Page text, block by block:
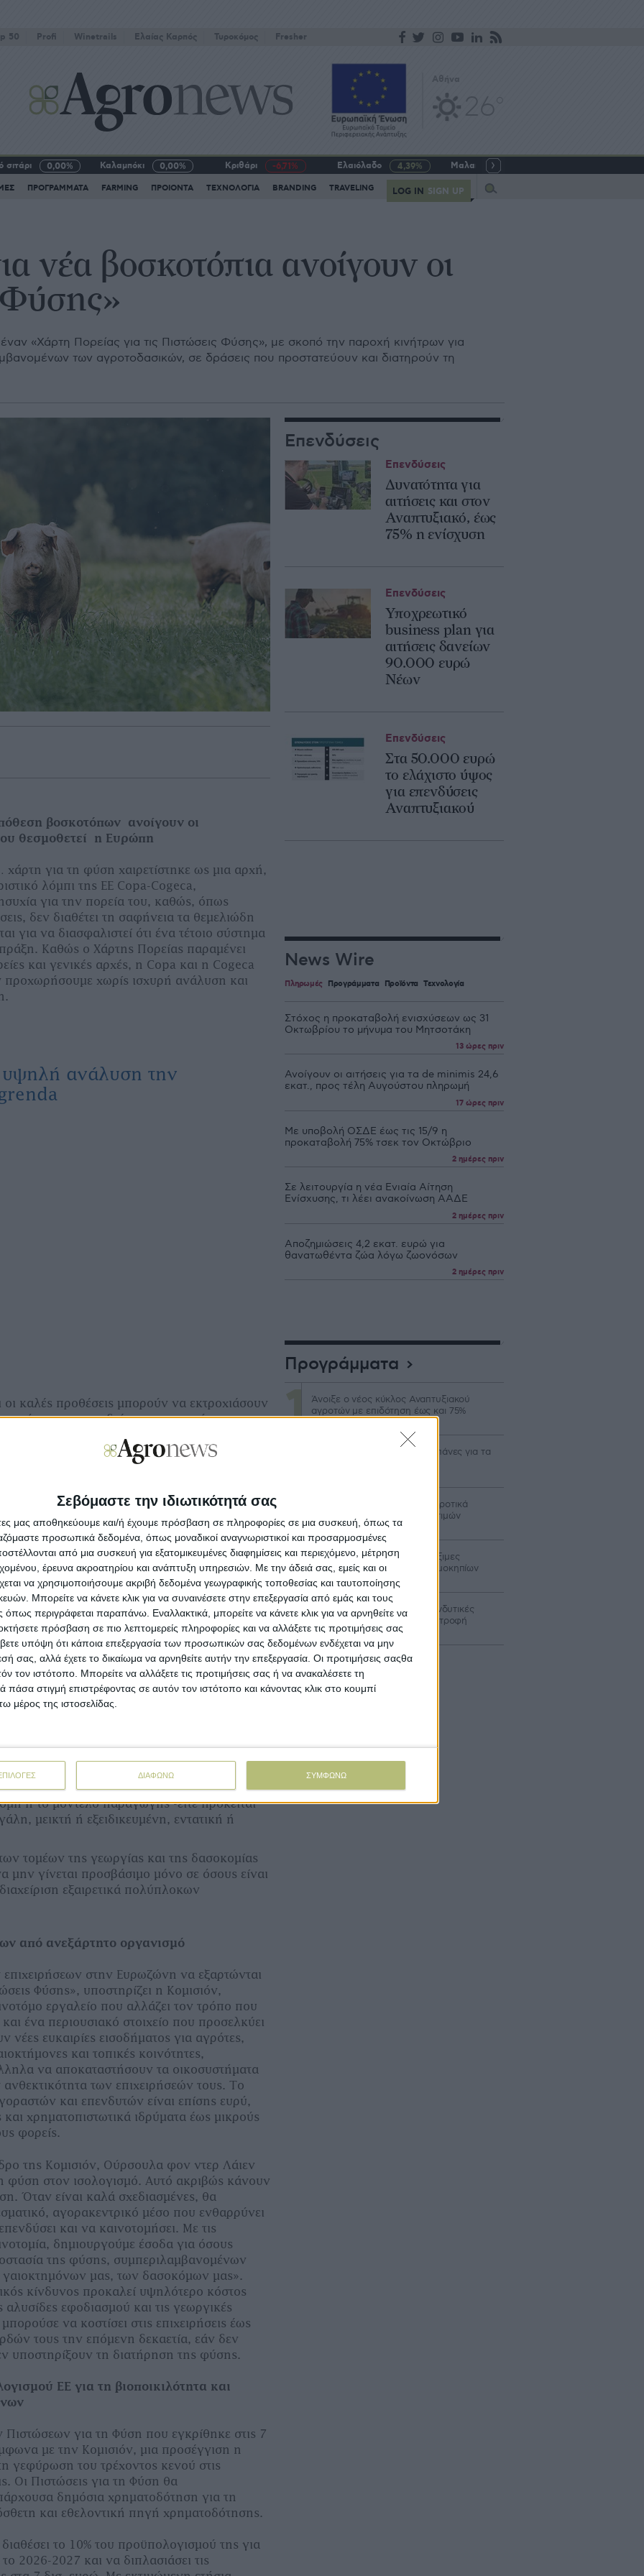
Σεβόμαστε την ιδιωτικότητά σας
μας αποθηκεύουμε και/ή έχουμε πρόσβαση σε πληροφορίες σε μια συσκευή, όπως τα
προσωπικά δεδομένα, όπως μοναδικοί αναγνωριστικοί και προσαρμοσμένες
από μια συσκευή για εξατομικευμένες διαφημίσεις και περιεχόμενο, μέτρηση
έρευνα ακροατηρίου και ανάπτυξη υπηρεσιών. Με την άδειά σας, εμείς και οι
να χρησιμοποιήσουμε ακριβή δεδομένα γεωγραφικής τοποθεσίας και ταυτοποίησης
Μπορείτε να κάνετε κλικ για να συναινέσετε στην επεξεργασία από εμάς και τους
περιγράφεται παραπάνω. Εναλλακτικά, μπορείτε να κάνετε κλικ για να αρνηθείτε να
πρόσβαση σε πιο λεπτομερείς πληροφορίες και να αλλάξετε τις προτιμήσεις σας
υπόψη ότι κάποια επεξεργασία των προσωπικών σας δεδομένων ενδέχεται να μην
σας, αλλά έχετε το δικαίωμα να αρνηθείτε αυτήν την επεξεργασία. Οι προτιμήσεις σαςθα
τον ιστότοπο. Μπορείτε να αλλάξετε τις προτιμήσεις σας ή να ανακαλέσετε τη
στιγμή επιστρέφοντας σε αυτόν τον ιστότοπο και κάνοντας κλικ στο κουμπί
μέρος της ιστοσελίδας.
ΔΙΑΦΩΝΩ ΣΥΜΦΩΝΩ
50 Profi Winetrails Eλαίας Καρπός Τυροκόμος Fresher
σιτάρι 0,00% Καλαμπόκι 0,00% Κριθάρι -6,71% Ελαιόλαδο 4,39% Μαλακό σιτάρι
ΠΡΟΓΡΑΜΜΑΤΑ FARMING ΠΡΟΙΟΝΤΑ ΤΕΧΝΟΛΟΓΙΑ BRANDING TRAVELING LOG IN SIGN UP
νέα βοσκοτόπια ανοίγουν οι
Φύσης»
«Χάρτη Πορείας για τις Πιστώσεις Φύσης», µε σκοπό την παροχή κινήτρων για
των αγροτοδασικών, σε δράσεις που προστατεύουν και διατηρούν τη
βοσκοτόπων ανοίγουν οι
θεσμοθετεί η Ευρώπη
για τη φύση χαιρετίστηκε ως µια αρχή,
λόµπι της ΕΕ Copa-Cοgeca,
για την πορεία του, καθώς, όπως
δεν διαθέτει τη σαφήνεια τα θεµελιώδη
για να διασφαλιστεί ότι ένα τέτοιο σύστηµα
Καθώς ο Χάρτης Πορείας παραµένει
και γενικές αρχές, η Copa και η Cogeca
προχωρήσουµε χωρίς ισχυρή ανάλυση και
υψηλή ανάλυση την
οι καλές προθέσεις µπορούν να εκτροχιάσουν
στόχους που επιδιώκουν να επιτύχουν»,
κρίνουν ιδιαίτερα κρίσιµη την
αυτή τη διαδικασία, για την πρόληψη της
από στρεβλώσεις της αγοράς που θα
εάν η παραγωγική γη εκτραπεί
πίστωσης για τη φύση από
«Χωρίς αυτές τις δικλείδες προστασίας,
κινδυνεύει να γίνει αντιπαραγωγική».
ανάπτυξη ενός συστήµατος πιστώσεων για τη
σε συνεργασία µε τους παραγωγούς
ζητήµατα όπως:
τον ορισµό και τη µέτρηση των «Πιστώσεων
παραµένει τεχνικά και επιστηµονικά
προϋποθέσεων για να
για όλους τους παραγωγούς, σε
ΕΕ, ανεξάρτητα από το µέγεθος της γεωργικής
ή το µοντέλο παραγωγής -είτε πρόκειται
µεικτή ή εξειδικευµένη, εντατική ή
τοµέων της γεωργίας και της δασοκοµίας
µην γίνεται προσβάσιµο µόνο σε όσους είναι
εξαιρετικά πολύπλοκων
από ανεξάρτητο οργανισµό
επιχειρήσεων στην Ευρωζώνη να εξαρτώνται
Φύσης», υποστηρίζει η Κοµισιόν,
εργαλείο που αλλάζει τον τρόπο που
ένα περιουσιακό στοιχείο που προσελκύει
νέες ευκαιρίες εισοδήµατος για αγρότες,
και τοπικές κοινότητες,
να αποκαταστήσουν τα οικοσυστήµατα
των επιχειρήσεών τους. Το
και επενδυτών είναι επίσης ευρύ,
και χρηµατοπιστωτικά ιδρύµατα έως µικρούς
φορείς.
της Κοµισιόν, Ούρσουλα φον ντερ Λάιεν
φύση στον ισολογισµό. Αυτό ακριβώς κάνουν
Όταν είναι καλά σχεδιασµένες, θα
αγορακεντρικό µέσο που ενθαρρύνει
και να καινοτοµήσει. Με τις
δηµιουργούµε έσοδα για όσους
της φύσης, συµπεριλαµβανοµένων
µας, των δασοκόµων µας».
κίνδυνος προκαλεί υψηλότερο κόστος
αλυσίδες εφοδιασµού και τις γεωργικές
να κοστίσει στις επιχειρήσεις έως
τους την επόµενη δεκαετία, εάν δεν
υποστηρίξουν τη διατήρηση της φύσης.
ΕΕ για τη βιοποικιλότητα και
για τη Φύση που εγκρίθηκε στις 7
µε την Κοµισιόν, µια προσέγγιση η
γεφύρωση του τρέχοντος κενού στις
Οι Πιστώσεις για τη Φύση θα
δηµόσια χρηµατοδότηση για τη
και εθελοντική πηγή χρηµατοδότησης.
το 10% του προϋπολογισµού της για
2026-2027 και να διπλασιάσει τις
Επενδύσεις
Δυνατότητα για
αιτήσεις και στον
Αναπτυξιακό, έως
75% η ενίσχυση
Επενδύσεις
Υποχρεωτικό
business plan για
αιτήσεις δανείων
90.000 ευρώ
Νέων
Επενδύσεις
Στα 50.000 ευρώ
το ελάχιστο ύψος
για επενδύσεις
Αναπτυξιακού
Επενδύσεις
News Wire
Πληρωμές Προγράμματα Προϊόντα Τεχνολογία
Στόχος η προκαταβολή ενισχύσεων ως 31
Οκτωβρίου το μήνυμα του Μητσοτάκη
13 ώρες πριν
Ανοίγουν οι αιτήσεις για τα de minimis 24,6
εκατ., προς τέλη Αυγούστου πληρωμή
17 ώρες πριν
Με υποβολή ΟΣΔΕ έως τις 15/9 η
προκαταβολή 75% τσεκ τον Οκτώβριο
2 ημέρες πριν
Σε λειτουργία η νέα Ενιαία Αίτηση
Ενίσχυσης, τι λέει ανακοίνωση ΑΑΔΕ
2 ημέρες πριν
Αποζημιώσεις 4,2 εκατ. ευρώ για
θανατωθέντα ζώα λόγω ζωονόσων
2 ημέρες πριν
Προγράμματα
Άνοιξε ο νέος κύκλος Αναπτυξιακού
αγροτών με επιδότηση έως και 75%
Αναδρομικά επιλέξιμες οι δαπάνες για τα
Προσαρμοσμένη δόση για αγροτικά
δάνεια με βάση διακύμανση τιμών
Θα καλυφθούν όλες οι επιλέξιμες
αιτήσεις στο πρόγραμμα θερμοκηπίων
Άνοιξαν οι αιτήσεις για 4 επενδυτικές
δράσεις 140 εκατ. σε αγροδιατροφή